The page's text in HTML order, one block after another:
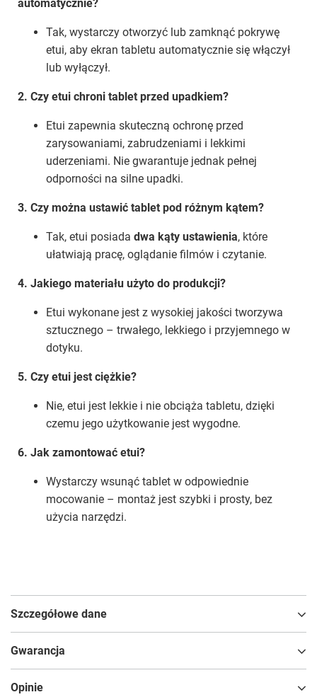
automatycznie?
Tak, wystarczy otworzyć lub zamknąć pokrywę
etui, aby ekran tabletu automatycznie się włączył
lub wyłączył.
2. Czy etui chroni tablet przed upadkiem?
Etui zapewnia skuteczną ochronę przed
zarysowaniami, zabrudzeniami i lekkimi
uderzeniami. Nie gwarantuje jednak pełnej
odporności na silne upadki.
3. Czy można ustawić tablet pod różnym kątem?
Tak, etui posiada dwa kąty ustawienia, które
ułatwiają pracę, oglądanie filmów i czytanie.
4. Jakiego materiału użyto do produkcji?
Etui wykonane jest z wysokiej jakości tworzywa
sztucznego – trwałego, lekkiego i przyjemnego w
dotyku.
5. Czy etui jest ciężkie?
Nie, etui jest lekkie i nie obciąża tabletu, dzięki
czemu jego użytkowanie jest wygodne.
6. Jak zamontować etui?
Wystarczy wsunąć tablet w odpowiednie
mocowanie – montaż jest szybki i prosty, bez
użycia narzędzi.
Szczegółowe dane
Gwarancja
Opinie